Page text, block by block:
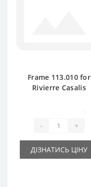
Frame 113.010 for
Rivierre Casalis
- +
ДІЗНАТИСЬ ЦІНУ